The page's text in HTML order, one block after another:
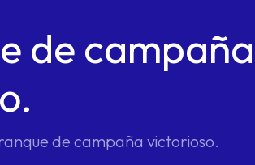
de campaña
de campaña victorioso.